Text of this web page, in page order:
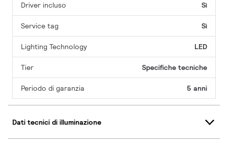
Driver incluso Sì
Service tag Sì
Lighting Technology LED
Tier Specifiche tecniche
Periodo di garanzia 5 anni
Dati tecnici di illuminazione